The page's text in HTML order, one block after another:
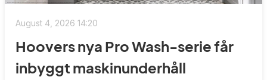
August 4, 2026 14:20
Hoovers nya Pro Wash-serie får
inbyggt maskinunderhåll